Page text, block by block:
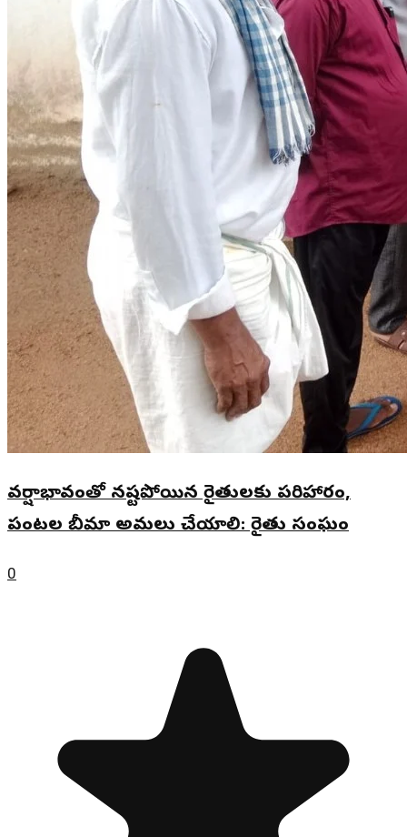
వర్షాభావంతో నష్టపోయిన రైతులకు పరిహారం,
పంటల బీమా అమలు చేయాలి: రైతు సంఘం
0